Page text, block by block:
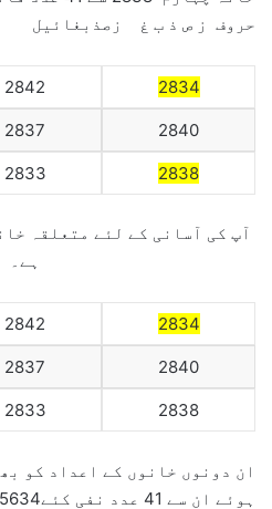
حروف ز ص ذ ب غ زصذبغائیل
2834
2842
2840
2837
2838
2833
آپ کی آسانی کے لئے متعلقہ
ہے۔
2834
2842
2840
2837
2838
2833
ہوئے ان سے 41 عدد نفی کئے5634حروف